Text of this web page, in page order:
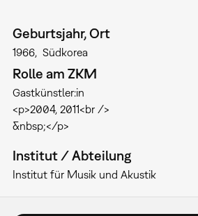
Geburtsjahr, Ort
1966 Südkorea
Rolle am ZKM
Gastkünstler:in
<p>2004, 2011<br />
&nbsp;</p>
Institut / Abteilung
Institut für Musik und Akustik